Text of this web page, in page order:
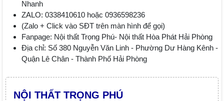
Nhanh
ZALO: 0338410610 hoặc 0936598236
(Zalo + Click vào SĐT trên màn hình để gọi)
Fanpage: Nội thất Trọng Phú- Nội thất Hòa Phát Hải Phòng
Địa chỉ: Số 380 Nguyễn Văn Linh - Phường Dư Hàng Kênh -
Quận Lê Chân - Thành Phố Hải Phòng
NỘI THẤT TRỌNG PHÚ